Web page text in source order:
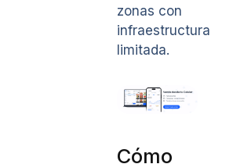
zonas con
infraestructura
limitada.
Cómo